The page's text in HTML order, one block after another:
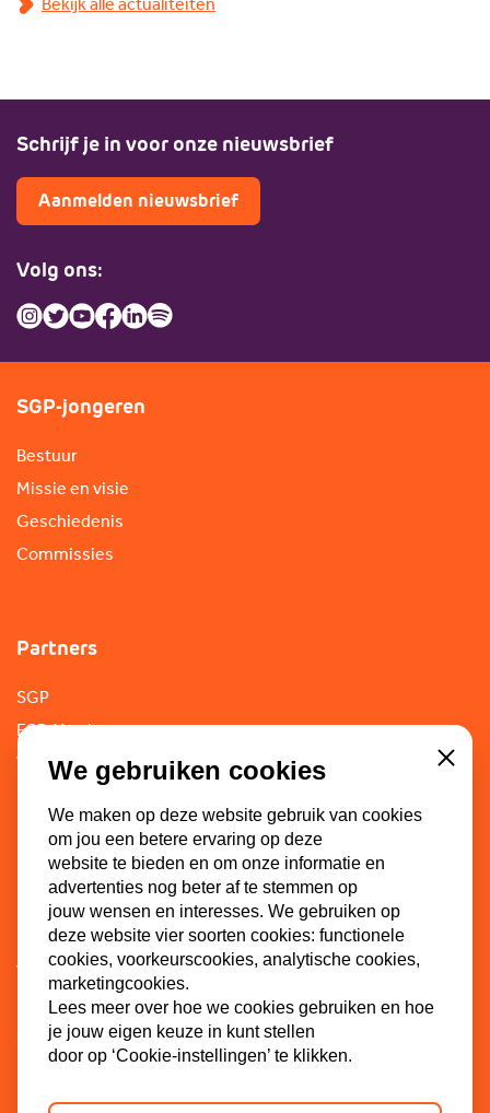
Schrijf je in voor onze nieuwsbrief
Aanmelden nieuwsbrief
Volg ons:
SGP-jongeren
Bestuur
Missie en visie
Geschiedenis
Commissies
Partners
SGP
ECP-Youth
WI-SGP
Doe mee
Lid worden
Vacatures
Doneren
Sponsoren
We gebruiken cookies
We maken op deze website gebruik van cookies
om jou een betere ervaring op deze
website te bieden en om onze informatie en
advertenties nog beter af te stemmen op
jouw wensen en interesses. We gebruiken op
deze website vier soorten cookies: functionele
cookies, voorkeurscookies, analytische cookies,
marketingcookies.
Lees meer over hoe we cookies gebruiken en hoe
je jouw eigen keuze in kunt stellen
door op ‘Cookie-instellingen’ te klikken.
Close